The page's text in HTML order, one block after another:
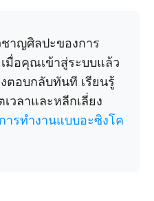
ชาญศิลปะของการ
มื่อคุณเข้าสู่ระบบแล้ว
ตอบกลับทันที เรียนรู้
วลาและหลีกเลี่ยง
ารทำงานแบบอะซิงโค